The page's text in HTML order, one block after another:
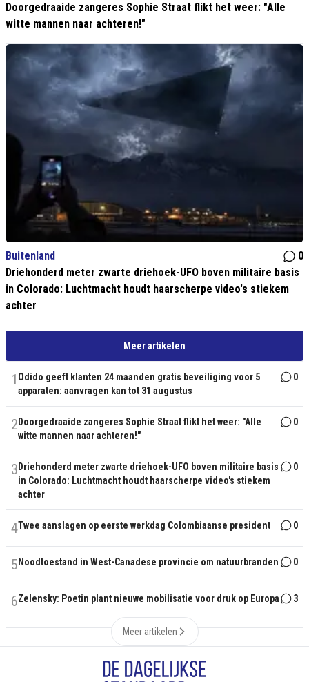
Doorgedraaide zangeres Sophie Straat flikt het weer: "Alle
witte mannen naar achteren!"
Buitenland
0
Driehonderd meter zwarte driehoek-UFO boven militaire basis
in Colorado: Luchtmacht houdt haarscherpe video's stiekem
achter
Meer artikelen
1 Odido geeft klanten 24 maanden gratis beveiliging voor 5
apparaten: aanvragen kan tot 31 augustus
0
2 Doorgedraaide zangeres Sophie Straat flikt het weer: "Alle
witte mannen naar achteren!"
0
3 Driehonderd meter zwarte driehoek-UFO boven militaire basis
in Colorado: Luchtmacht houdt haarscherpe video's stiekem
achter
0
4Twee aanslagen op eerste werkdag Colombiaanse president 0
5 Noodtoestand in West-Canadese provincie om natuurbranden 0
6Zelensky: Poetin plant nieuwe mobilisatie voor druk op Europa 3
Meer artikelen